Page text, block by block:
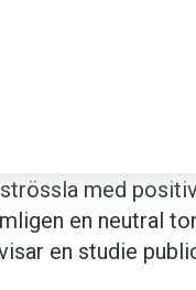
med
en neutral
en studie